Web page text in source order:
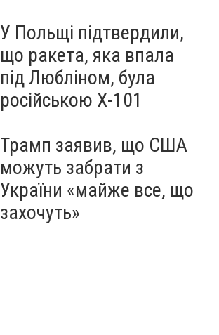
У Польщі підтвердили,
що ракета, яка впала
під Любліном, була
російською Х-101
Трамп заявив, що США
можуть забрати з
України «майже все, що
захочуть»